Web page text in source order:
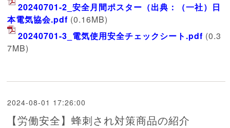
20240701-2_安全月間ポスター（出典：（一社）日
本電気協会.pdf (0.16MB)
20240701-3_電気使用安全チェックシート.pdf (0.3
7MB)
2024-08-01 17:26:00
【労働安全】蜂刺され対策商品の紹介